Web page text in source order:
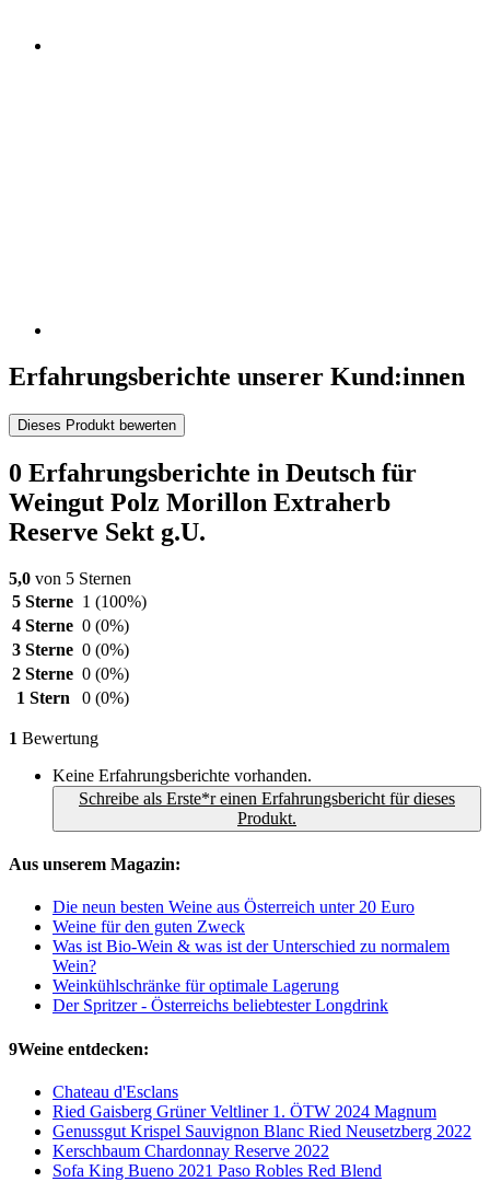
Erfahrungsberichte unserer Kund:innen
Dieses Produkt bewerten
0 Erfahrungsberichte in Deutsch für
Weingut Polz Morillon Extraherb
Reserve Sekt g.U.
5,0 von 5 Sternen
5 Sterne 1 (100%)
4 Sterne 0 (0%)
3 Sterne 0 (0%)
2 Sterne 0 (0%)
1 Stern
0 (0%)
1 Bewertung
Keine Erfahrungsberichte vorhanden.
Schreibe als Erste*r einen Erfahrungsbericht für dieses
Produkt.
Aus unserem Magazin:
Die neun besten Weine aus Österreich unter 20 Euro
Weine für den guten Zweck
Was ist Bio-Wein & was ist der Unterschied zu normalem
Wein?
Weinkühlschränke für optimale Lagerung
Der Spritzer - Österreichs beliebtester Longdrink
9Weine entdecken:
Chateau d'Esclans
Ried Gaisberg Grüner Veltliner 1. ÖTW 2024 Magnum
Genussgut Krispel Sauvignon Blanc Ried Neusetzberg 2022
Kerschbaum Chardonnay Reserve 2022
Sofa King Bueno 2021 Paso Robles Red Blend